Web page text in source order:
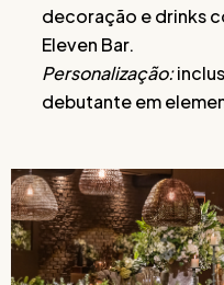
decoração e drinks
Eleven Bar.
Personalização:
debutante em